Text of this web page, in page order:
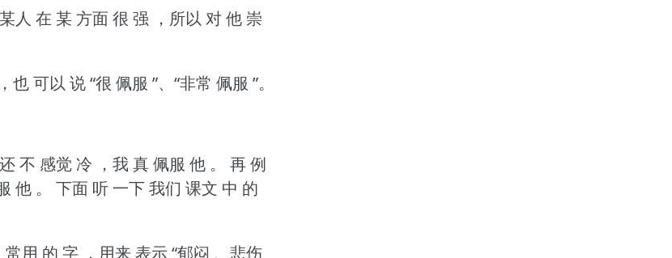
人 在 某 方面 很 强 ，所以 对 他 崇
可以 说 “很 佩服 ”、“非常 佩服 ”。
不 感觉 冷 ，我 真 佩服 他 。
再 例
他 。
下面 听 一下 我们 课文 中 的
用 的 字 ，用来 表示 “郁闷 、悲伤